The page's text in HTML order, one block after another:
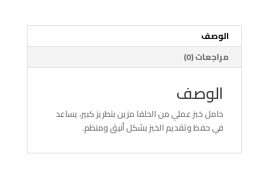
الوصف
مراجعات (0)
الوصف
حامل خبز عملي من الحلفا مزين بتطريز كبير، يساعد
في حفظ وتقديم الخبز بشكل أنيق ومنظم.